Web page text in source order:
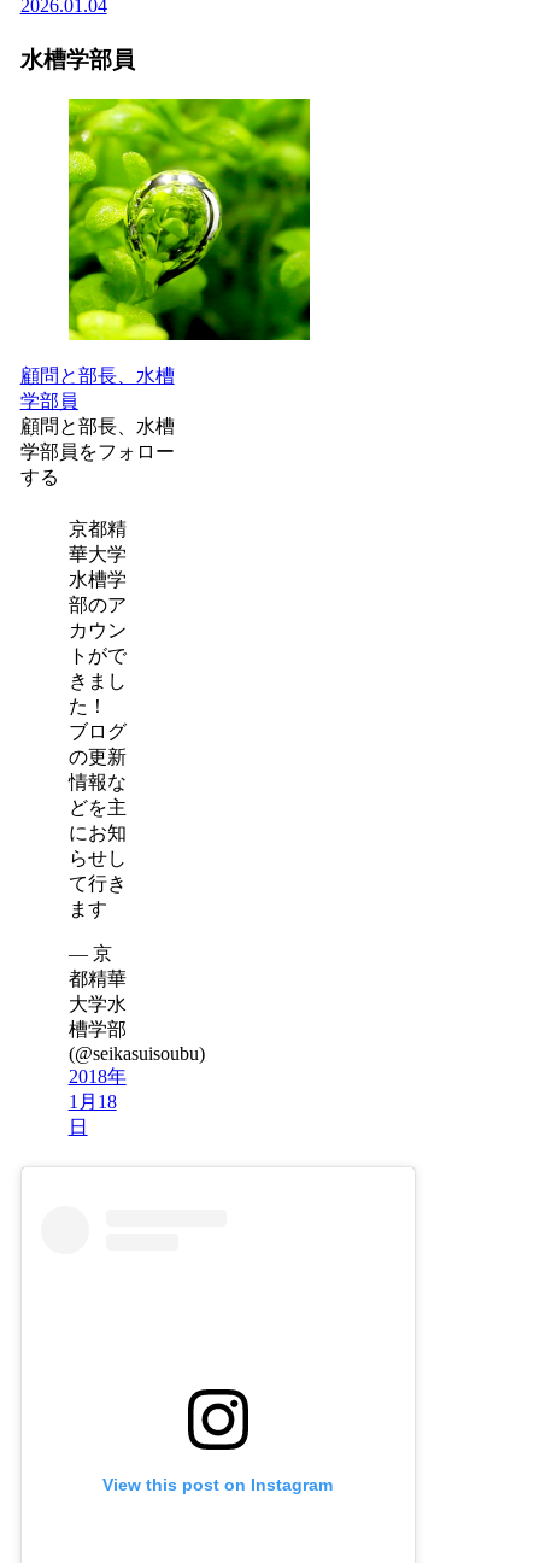
2026.01.04
水槽学部員
顧問と部長、水槽
学部員
顧問と部長、水槽
学部員をフォロー
する
京都精
華大学
水槽学
部のア
カウン
トがで
きまし
た！
ブログ
の更新
情報な
どを主
にお知
らせし
て行き
ます
— 京
都精華
大学水
槽学部
(@seikasuisoubu)
2018年
1月18
日
View this post on Instagram